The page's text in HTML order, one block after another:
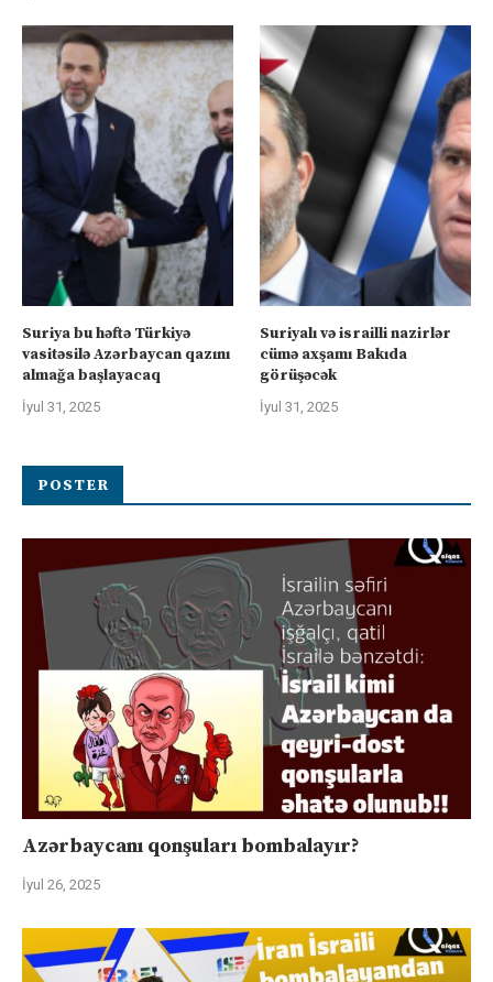
Suriya bu həftə Türkiyə
vasitəsilə Azərbaycan qazını
almağa başlayacaq
İyul 31, 2025
Suriyalı və israilli nazirlər
cümə axşamı Bakıda
görüşəcək
İyul 31, 2025
POSTER
Azərbaycanı qonşuları bombalayır?
İyul 26, 2025